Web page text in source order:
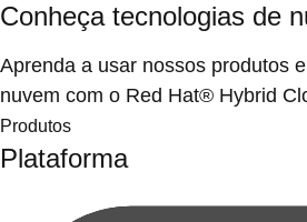
Conheça tecnologias de
Aprenda a usar nossos produtos
nuvem com o Red Hat® Hybrid
Produtos
Plataforma